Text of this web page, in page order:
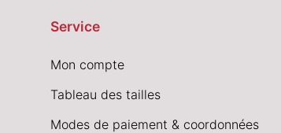
Service
Mon compte
Tableau des tailles
Modes de paiement & coordonnées